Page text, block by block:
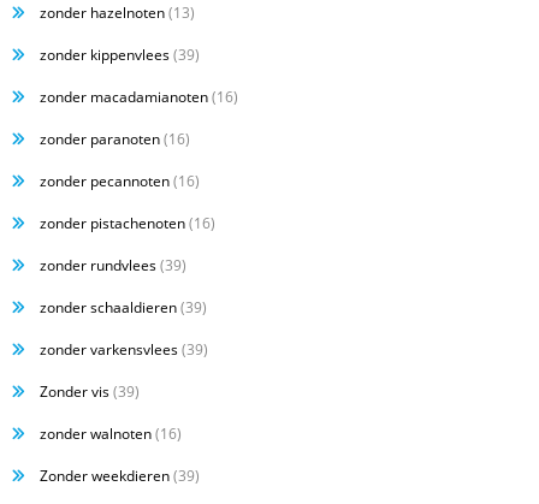
zonder hazelnoten(13)
zonder kippenvlees(39)
zonder macadamianoten(16)
zonder paranoten(16)
zonder pecannoten(16)
zonder pistachenoten(16)
zonder rundvlees(39)
zonder schaaldieren(39)
zonder varkensvlees(39)
Zonder vis(39)
zonder walnoten(16)
Zonder weekdieren(39)